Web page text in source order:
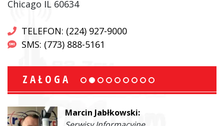
Chicago IL 60634
TELEFON: (224) 927-9000
SMS: (773) 888-5161
ZAŁOGA
Marcin Jabłkowski: